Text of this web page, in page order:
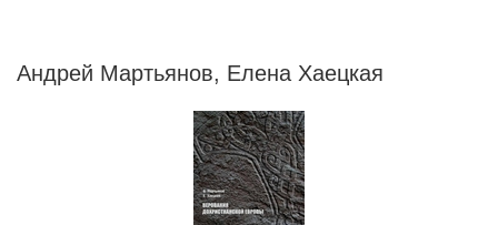
Андрей Мартьянов, Елена Хаецкая